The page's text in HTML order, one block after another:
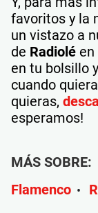
favoritos y la
un vistazo a
de Radiolé en
en tu bolsillo
cuando
quieras,
esperamos!
MÁS SOBRE:
Flamenco •